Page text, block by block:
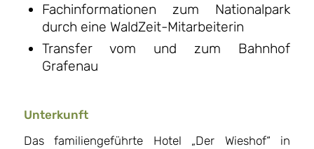
Fachinformationen zum Nationalpark
durch eine WaldZeit-Mitarbeiterin
Transfer vom und zum Bahnhof
Grafenau
Unterkunft
Das familiengeführte Hotel „Der Wieshof“ in